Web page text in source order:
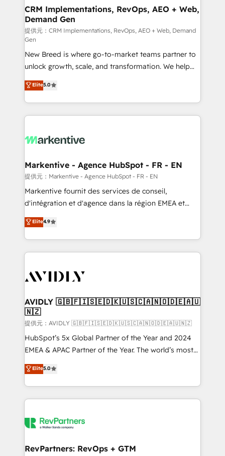
の統合・浸透・変革管理を実行します。 ▸ CMS戦略設
計・構築：リード獲得・CVR・SEOを前提にした情報設
計・導線設計・テンプレート設計をContent Hubで一体
提供。 ▸ 既存CRM・MAからの移行支援：Salesforce・
Marketo・Pardot等からの移行、カスタム設計、履歴
データ移行と活用設計まで。 ▸ AEO対応：ChatGPT・
ンツとサイト構造を最適化。 🏆 なぜ100incを選ぶの
か？ ✓ HubSpot Eliteパートナー認定 ✓ HubSpotアワ
ード受賞・HUGリーダー ✓ ISO27001:2022 /
HubSpot大百科 出版 CRM・AI活用に関するご相談、現
せください。
trainers to drive platform adoption. 📈 Revenue
Generation - Full-funnel marketing and high-
performance advertising via Point Success Media. -
Expert deployment of Breeze AI and custom agents
to automate growth. 🏆 Elite Excellence - 8 platform
accreditations and deep HIPAA-compliance
expertise. - A team of 250+ experts dedicated to
your resilient growth.
CRM Implementations, RevOps, AEO + Web,
Demand Gen
提供元：CRM Implementations, RevOps, AEO + Web, Demand
Gen
New Breed is where go-to-market teams partner to
unlock growth, scale, and transformation. We help
companies activate HubSpot’s AI-powered
customer platform and operationalize HubSpot’s
Loop Marketing framework through expert-led
services, smart agents, and purpose-built apps,
results, fast. ⚙️CRM & RevOps: Align all Hubs to your
🎯Demand Gen & ABM: Drive pipeline with inbound,
ABM, AEO, SEO, & paid media. 👩‍💻Web Design:
Build high-performing websites with UX, messaging,
& conversion strategy that drive results. 🤖AI
AI, & maximize AEO with tailored AI services. 🧩
Integrations: Extend HubSpot with custom
Elite5.0
Markentive - Agence HubSpot - FR - EN
提供元：Markentive - Agence HubSpot - FR - EN
Markentive fournit des services de conseil,
d'intégration et d'agence dans la région EMEA et
North America. Avec plus de 115 experts en
marketing automation, Growth, Revops, CRM et
webdesign. Markentive is both a consulting firm, a
digital agency and an integrator. With over 115
CRM and webdesign (We focus on EMEA - USA
Elite4.9
AVIDLY 🇬🇧🇫🇮🇸🇪🇩🇰🇺🇸🇨🇦🇳🇴🇩🇪🇦🇺
🇳🇿
提供元：AVIDLY 🇬🇧🇫🇮🇸🇪🇩🇰🇺🇸🇨🇦🇳🇴🇩🇪🇦🇺🇳🇿
HubSpot’s 5x Global Partner of the Year and 2024
EMEA & APAC Partner of the Year. The world’s most
experienced and fully accredited HubSpot Solutions
Partner. 🚀 With 2,750+ HubSpot projects delivered
and 370+ specialists across EMEA, APAC and NAM,
we de-risk complex CRM programmes and
multi-region migrations to AI-powered automation,
scale. 🏆 HubSpot’s CEO called us “the partner of the
Elite5.0
RevPartners: RevOps + GTM